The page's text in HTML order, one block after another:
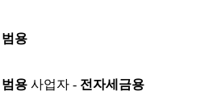
범용
범용 사업자 - 전자세금용